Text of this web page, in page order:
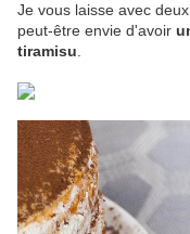
Je vous laisse avec
peut-être envie d'avoir
tiramisu